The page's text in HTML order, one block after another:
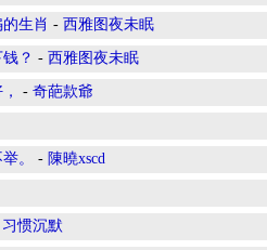
生肖 - 西雅图夜未眠
？ - 西雅图夜未眠
- 奇葩款爺
。 - 陳曉xscd
习惯沉默